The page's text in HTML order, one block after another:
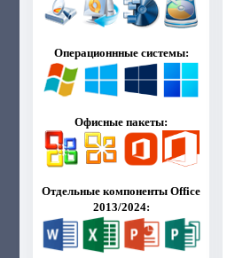
Операционнные системы:
Офисные пакеты:
Отдельные компоненты Office
2013/2024: